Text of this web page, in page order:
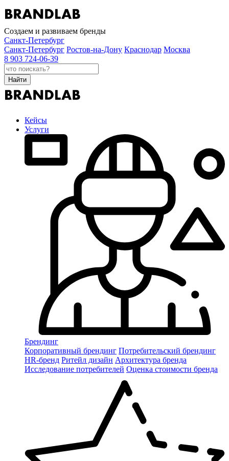
Создаем и развиваем бренды
Санкт-Петербург
Санкт-Петербург Ростов-на-Дону Краснодар Москва
8 903 724-06-39
Найти
Кейсы
Услуги
Брендинг
Корпоративный брендинг Потребительский брендинг
НR-бренд Ритейл дизайн Архитектура бренда
Исследование потребителей Оценка стоимости бренда